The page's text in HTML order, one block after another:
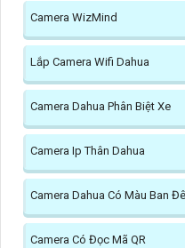
Camera WizMind
Lắp Camera Wifi Dahua
Camera Dahua Phân Biệt Xe
Camera Ip Thân Dahua
Camera Dahua Có Màu Ban
Camera Có Đọc Mã QR